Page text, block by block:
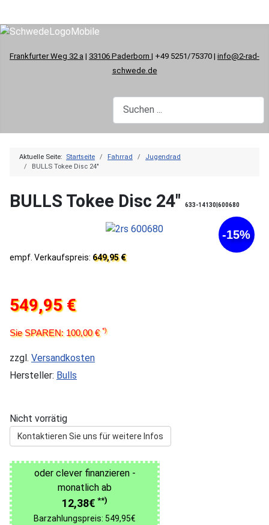
Frankfurter Weg 32 a | 33106 Paderborn | +49 5251/75370 | info@2-rad-
schwede.de
Aktuelle Seite: Startseite Fahrrad
Jugendrad
BULLS Tokee Disc 24"
BULLS Tokee Disc 24" 633-14130|600680
-15%
empf. Verkaufspreis: 649,95 €
549,95 €
Sie SPAREN: 100,00 €*)
zzgl. Versandkosten
Hersteller: Bulls
Nicht vorrätig
Kontaktieren Sie uns für weitere Infos
oder clever finanzieren -
monatlich ab
12,38€ **)
Barzahlungspreis: 549,95€